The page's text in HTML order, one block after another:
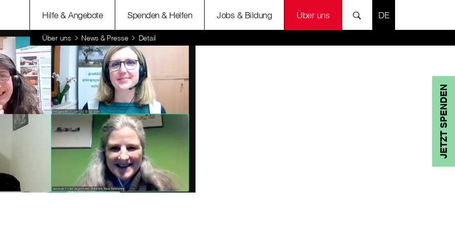
Hilfe & Angebote Spenden & Helfen Jobs & Bildung Über uns SPRACHE
Über uns News & Presse Detail
JETZT SPENDEN